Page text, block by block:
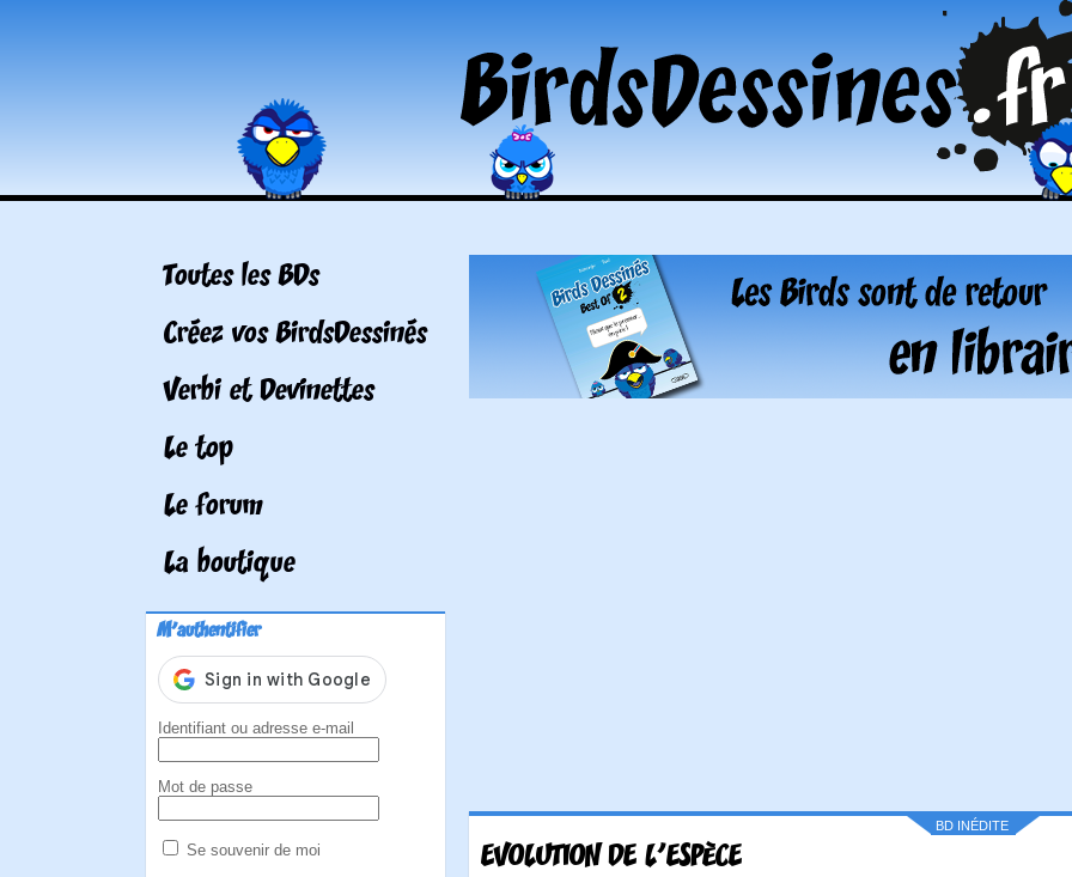
Toutes les BDs
Créez vos BirdsDessinés
Verbi et Devinettes
Le top
Le forum
La boutique
M'authentifier
Identifiant ou adresse e-mail
Mot de passe
Se souvenir de moi
BD INÉDITE
EVOLUTION DE L'ESPÈCE